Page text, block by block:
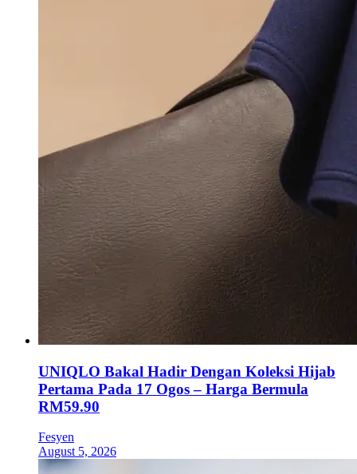
UNIQLO Bakal Hadir Dengan Koleksi Hijab
Pertama Pada 17 Ogos – Harga Bermula
RM59.90
Fesyen
August 5, 2026